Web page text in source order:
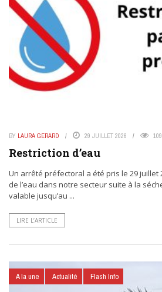
BY LAURA GERARD 29 JUILLET 2026
Restriction d’eau
Un arrêté préfectoral a été pris le 29 juillet
de l’eau dans notre secteur suite à la
valable jusqu’au ...
LIRE L’ARTICLE
A la une Actualité Flash Info